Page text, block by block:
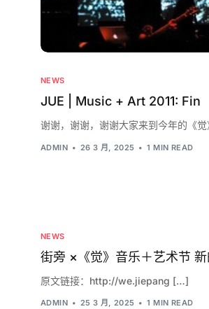
NEWS
JUE | Music + Art 2011: Fin
谢谢，谢谢，谢谢大家来到今年的《
ADMIN 26 3 月, 2025 1 MIN READ
NEWS
街旁 ×《觉》音乐＋艺术节
原文链接：http://we.jiepang […]
ADMIN 25 3 月, 2025 1 MIN READ